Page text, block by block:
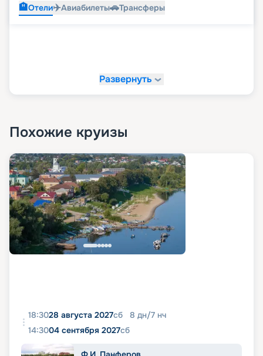
🏨Отели✈️Авиабилеты🚗Трансферы
Развернуть
Похожие круизы
18:3028 августа 2027сб 8 дн/7 нч
14:3004 сентября 2027сб